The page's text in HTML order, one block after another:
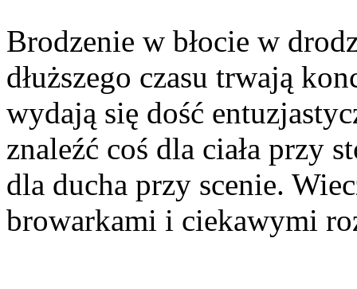
Brodzenie w błocie w
dłuższego czasu trwają
wydają się dość
znaleźć coś dla ciała przy
dla ducha przy scenie.
browarkami i ciekawymi